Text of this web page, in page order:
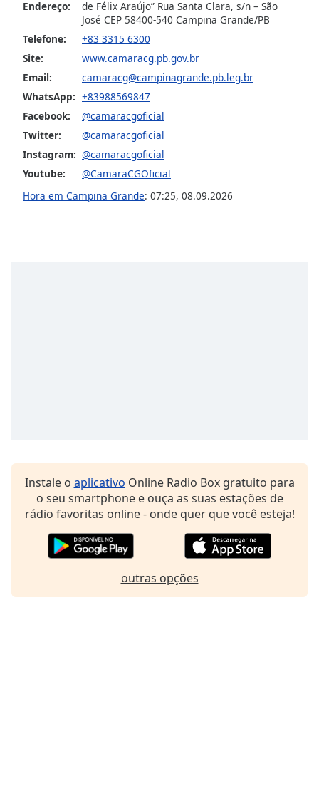
Caption
Area
Background
Opacity
Font
dialog
window.
Endereço:
de Félix Araújo” Rua Santa Clara, s/n – São
José CEP 58400-540 Campina Grande/PB
Telefone:
+83 3315 6300
Site:
www.camaracg.pb.gov.br
Email:
camaracg@campinagrande.pb.leg.br
WhatsApp: +83988569847
Facebook:
@camaracgoficial
Twitter:
@camaracgoficial
Instagram: @camaracgoficial
Youtube:
@CamaraCGOficial
Hora em Campina Grande: 07:25, 08.09.2026
Instale o aplicativo Online Radio Box gratuito para
o seu smartphone e ouça as suas estações de
rádio favoritas online - onde quer que você esteja!
outras opções